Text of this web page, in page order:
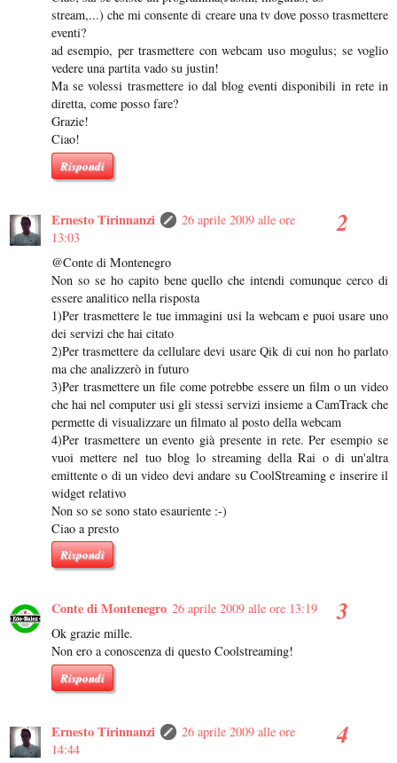
stream,...) che mi consente di creare una tv dove posso trasmettere
eventi?
ad esempio, per trasmettere con webcam uso mogulus; se voglio
vedere una partita vado su justin!
Ma se volessi trasmettere io dal blog eventi disponibili in rete in
diretta, come posso fare?
Grazie!
Ciao!
Rispondi
Ernesto Tirinnanzi
26 aprile 2009 alle ore
13:03
@Conte di Montenegro
Non so se ho capito bene quello che intendi comunque cerco di
essere analitico nella risposta
1)Per trasmettere le tue immagini usi la webcam e puoi usare uno
dei servizi che hai citato
2)Per trasmettere da cellulare devi usare Qik di cui non ho parlato
ma che analizzerò in futuro
3)Per trasmettere un file come potrebbe essere un film o un video
che hai nel computer usi gli stessi servizi insieme a CamTrack che
permette di visualizzare un filmato al posto della webcam
4)Per trasmettere un evento già presente in rete. Per esempio se
vuoi mettere nel tuo blog lo streaming della Rai o di un'altra
emittente o di un video devi andare su CoolStreaming e inserire il
widget relativo
Non so se sono stato esauriente :-)
Ciao a presto
Rispondi
Conte di Montenegro 26 aprile 2009 alle ore 13:19
Ok grazie mille.
Non ero a conoscenza di questo Coolstreaming!
Rispondi
Ernesto Tirinnanzi
26 aprile 2009 alle ore
14:44